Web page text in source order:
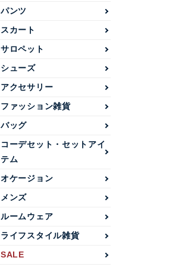
パンツ
スカート
サロペット
シューズ
アクセサリー
ファッション雑貨
バッグ
コーデセット・セットアイ
テム
オケージョン
メンズ
ルームウェア
ライフスタイル雑貨
SALE